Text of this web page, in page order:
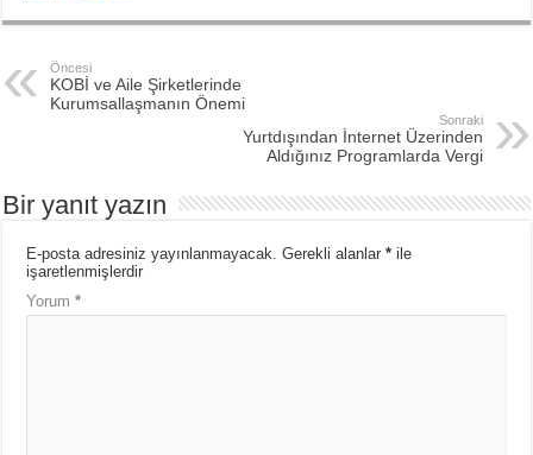
Öncesi
KOBİ ve Aile Şirketlerinde
Kurumsallaşmanın Önemi
Sonraki
Yurtdışından İnternet Üzerinden
Aldığınız Programlarda Vergi
Bir yanıt yazın
E-posta adresiniz yayınlanmayacak. Gerekli alanlar* ile
işaretlenmişlerdir
Yorum*